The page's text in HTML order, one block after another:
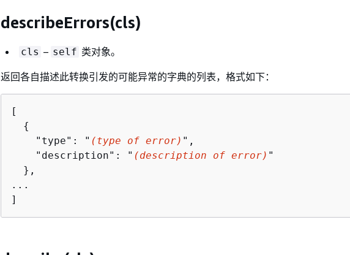
describeErrors(cls)
cls – self 类对象。
返回各自描述此转换引发的可能异常的字典的列表，格式如下：
[
{
    "type": "
(type of error) ",
    "description": "
(description of error) "
  },
...
]